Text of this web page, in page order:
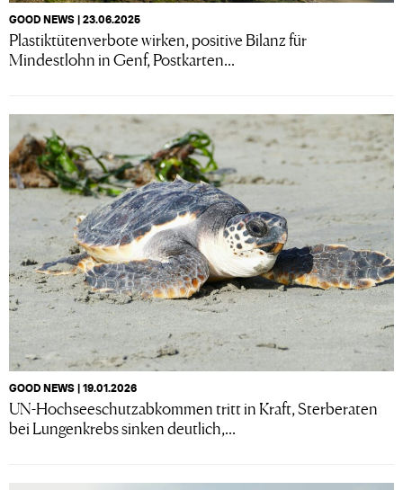
GOOD NEWS | 23.06.2025
Plastiktütenverbote wirken, positive Bilanz für
Mindestlohn in Genf, Postkarten...
GOOD NEWS | 19.01.2026
UN-Hochseeschutzabkommen tritt in Kraft, Sterberaten
bei Lungenkrebs sinken deutlich,...